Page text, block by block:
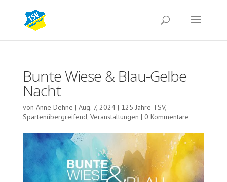
Bunte Wiese & Blau-Gelbe
Nacht
von Anne Dehne | Aug. 7, 2024| 125 Jahre TSV,
Spartenübergreifend, Veranstaltungen | 0 Kommentare